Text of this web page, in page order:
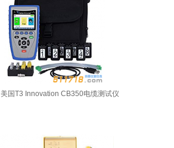
美国T3 Innovation CB350电缆测试仪